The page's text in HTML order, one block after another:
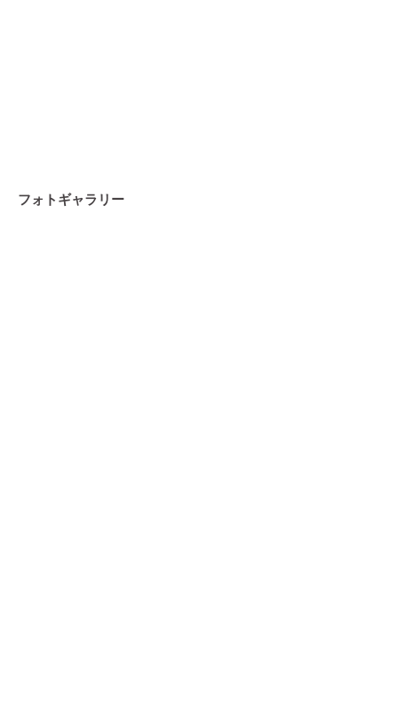
フォトギャラリー